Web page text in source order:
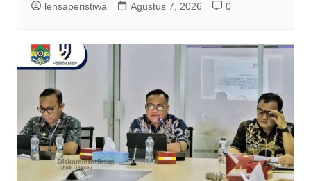
lensaperistiwa Agustus 7, 2026 0